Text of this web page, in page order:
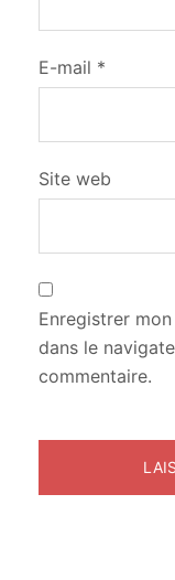
E-mail *
Site web
Enregistrer
dans le
commentaire.